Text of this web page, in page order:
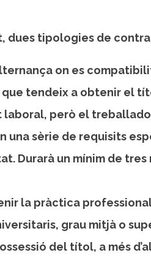
dues tipologies de
on es
tendeix a obtenir el
laboral, però el
una sèrie de requisits
Durarà un mínim de tres
la pràctica
grau mitjà o
del títol, a més